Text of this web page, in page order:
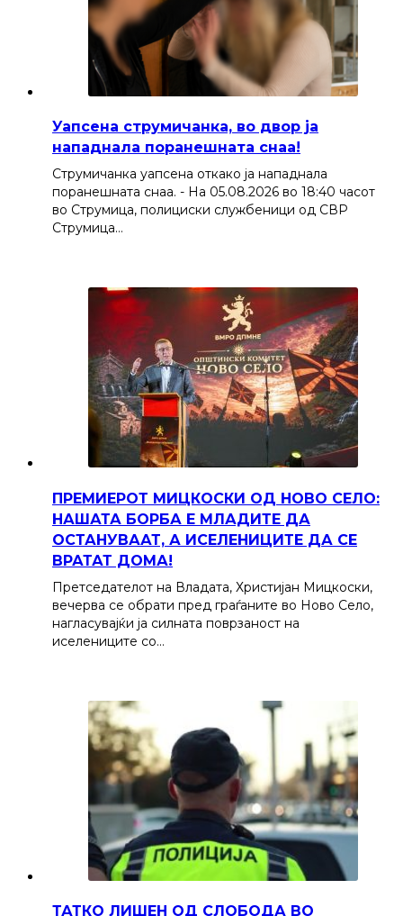
Уапсена струмичанка, во двор ја
нападнала поранешната снаа!
Струмичанка уапсена откако ја нападнала
поранешната снаа. - На 05.08.2026 во 18:40 часот
во Струмица, полициски службеници од СВР
Струмица…
ПРЕМИЕРОТ МИЦКОСКИ ОД НОВО СЕЛО:
НАШАТА БОРБА Е МЛАДИТЕ ДА
ОСТАНУВААТ, А ИСЕЛЕНИЦИТЕ ДА СЕ
ВРАТАТ ДОМА!
Претседателот на Владата, Христијан Мицкоски,
вечерва се обрати пред граѓаните во Ново Село,
нагласувајќи ја силната поврзаност на
иселениците со…
ТАТКО ЛИШЕН ОД СЛОБОДА ВО